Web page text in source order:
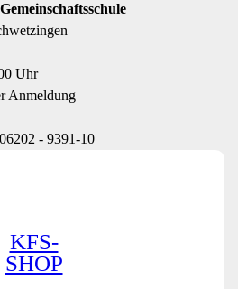
Uhr
Anmeldung
- 9391-10
KFS-
SHOP